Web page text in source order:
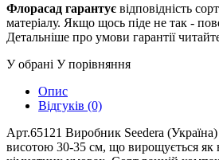
Флорасад гарантує відповідність
матеріалу. Якщо щось піде не так -
Детальніше про умови гарантії
У обрані У порівняння
Опис
Відгуків (0)
Арт.65121 Виробник Seedera (Україна)
висотою 30-35 см, що вирощується як